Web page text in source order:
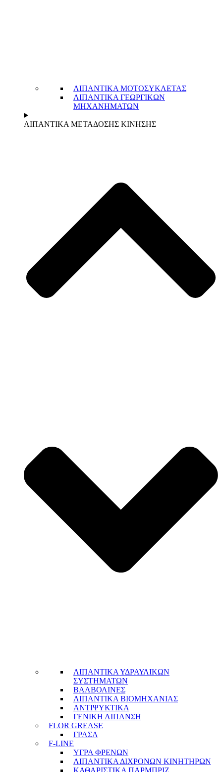
ΛΙΠΑΝΤΙΚΑ ΜΟΤΟΣΥΚΛΕΤΑΣ
ΛΙΠΑΝΤΙΚΑ ΓΕΩΡΓΙΚΩΝ
ΜΗΧΑΝΗΜΑΤΩΝ
ΛΙΠΑΝΤΙΚΑ ΜΕΤΑΔΟΣΗΣ ΚΙΝΗΣΗΣ
ΛΙΠΑΝΤΙΚΑ ΥΔΡΑΥΛΙΚΩΝ
ΣΥΣΤΗΜΑΤΩΝ
ΒΑΛΒΟΛΙΝΕΣ
ΛΙΠΑΝΤΙΚΑ ΒΙΟΜΗΧΑΝΙΑΣ
ΑΝΤΙΨΥΚΤΙΚΑ
ΓΕΝΙΚΗ ΛΙΠΑΝΣΗ
FLOR GREASE
ΓΡΑΣΑ
F-LINE
ΥΓΡΑ ΦΡΕΝΩΝ
ΛΙΠΑΝΤΙΚΑ ΔΙΧΡΟΝΩΝ ΚΙΝΗΤΗΡΩΝ